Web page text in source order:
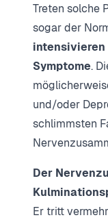
Treten solche
sogar der
intensivieren
Symptome.
und/oder
schlimmsten
Der
Er tritt